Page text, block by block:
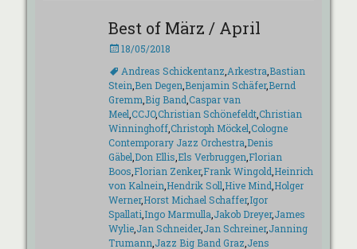
Best of März / April
Veröffentlicht
18/05/2018
Schlagworte
Andreas Schickentanz Arkestra Bastian
Stein Ben Degen Benjamin Schäfer,Bernd
Gremm Big Band Caspar van
Meel CCJO,Christian Schönefeldt,Christian
Winninghoff,Christoph Möckel Cologne
Contemporary Jazz Orchestra Denis
Gäbel Don Ellis Els Verbruggen Florian
Boos Florian Zenker,Frank Wingold Heinrich
von Kalnein Hendrik Soll Hive Mind Holger
Werner,Horst Michael Schaffer,Igor
Spallati Ingo Marmulla Jakob Dreyer,James
Wylie, Jan Schneider,Jan Schreiner,Janning
Trumann Jazz Big Band Graz Jens